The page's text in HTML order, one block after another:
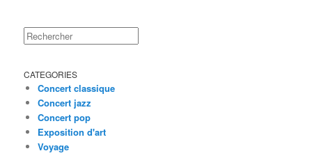
Rechercher
CATEGORIES
Concert classique
Concert jazz
Concert pop
Exposition d'art
Voyage